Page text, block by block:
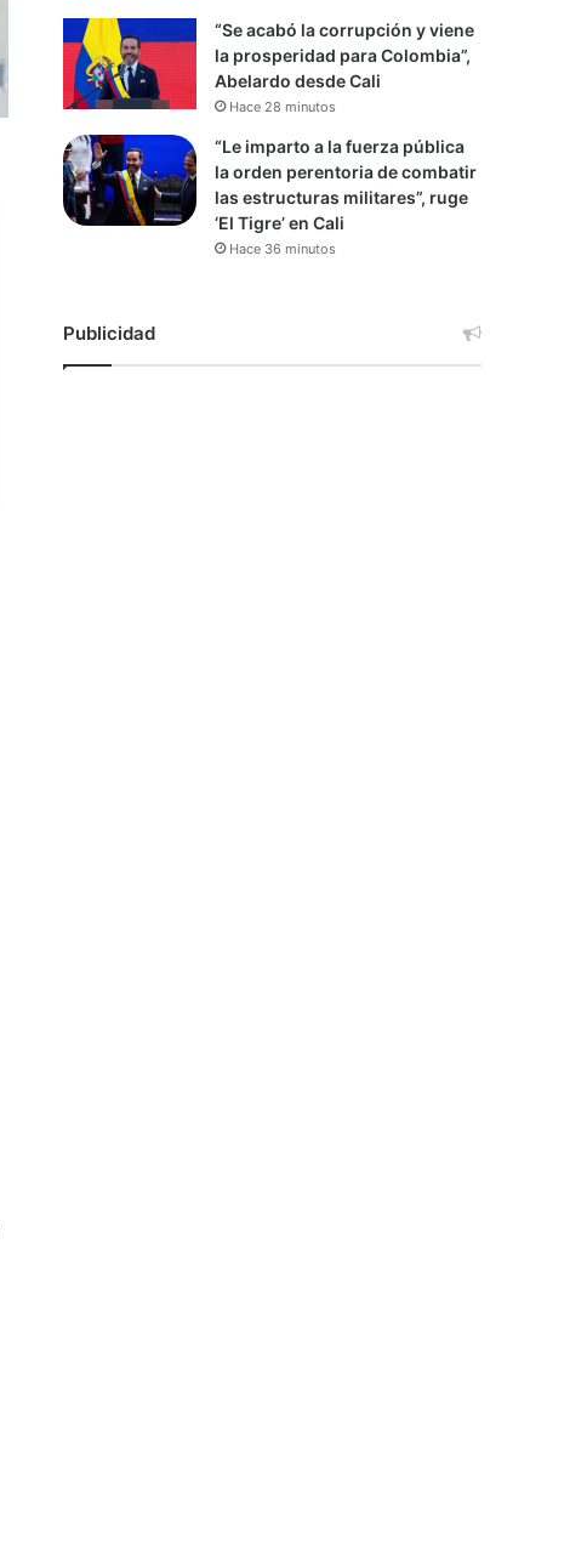
“Se acabó la corrupción y viene
la prosperidad para Colombia”,
Abelardo desde Cali
Hace 28 minutos
“Le imparto a la fuerza pública
la orden perentoria de combatir
las estructuras militares”, ruge
‘El Tigre’ en Cali
Hace 36 minutos
Publicidad